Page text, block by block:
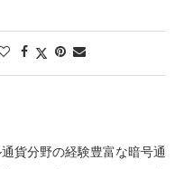
貨分野の経験豊富な暗号通